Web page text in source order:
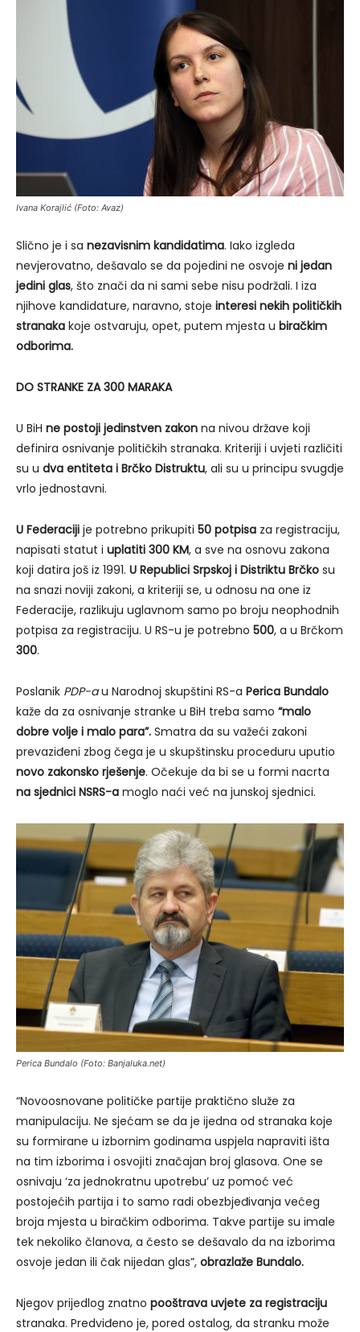
Ivana Korajlić (Foto: Avaz)
Slično je i sa nezavisnim kandidatima. Iako izgleda
nevjerovatno, dešavalo se da pojedini ne osvoje ni jedan
jedini glas, što znači da ni sami sebe nisu podržali. I iza
njihove kandidature, naravno, stoje interesi nekih političkih
stranaka koje ostvaruju, opet, putem mjesta u biračkim
odborima.
DO STRANKE ZA 300 MARAKA
U BiH ne postoji jedinstven zakon na nivou države koji
definira osnivanje političkih stranaka. Kriteriji i uvjeti različiti
su u dva entiteta i Brčko Distruktu, ali su u principu svugdje
vrlo jednostavni.
U Federaciji je potrebno prikupiti 50 potpisa za registraciju,
napisati statut i uplatiti 300 KM, a sve na osnovu zakona
koji datira još iz 1991. U Republici Srpskoj i Distriktu Brčko su
na snazi noviji zakoni, a kriteriji se, u odnosu na one iz
Federacije, razlikuju uglavnom samo po broju neophodnih
potpisa za registraciju. U RS-u je potrebno 500, a u Brčkom
300.
Poslanik PDP-au Narodnoj skupštini RS-a Perica Bundalo
kaže da za osnivanje stranke u BiH treba samo “malo
dobre volje i malo para”. Smatra da su važeći zakoni
prevaziđeni zbog čega je u skupštinsku proceduru uputio
novo zakonsko rješenje. Očekuje da bi se u formi nacrta
na sjednici NSRS-a moglo naći već na junskoj sjednici.
Perica Bundalo (Foto: Banjaluka.net)
“Novoosnovane političke partije praktično služe za
manipulaciju. Ne sjećam se da je ijedna od stranaka koje
su formirane u izbornim godinama uspjela napraviti išta
na tim izborima i osvojiti značajan broj glasova. One se
osnivaju ‘za jednokratnu upotrebu’ uz pomoć već
postojećih partija i to samo radi obezbjeđivanja većeg
broja mjesta u biračkim odborima. Takve partije su imale
tek nekoliko članova, a često se dešavalo da na izborima
osvoje jedan ili čak nijedan glas”, obrazlaže Bundalo.
Njegov prijedlog znatno pooštrava uvjete za registraciju
stranaka. Predviđeno je, pored ostalog, da stranku može